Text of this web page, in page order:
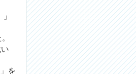
」
」を